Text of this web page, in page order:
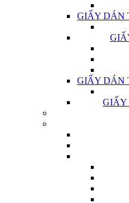
GIẤY DÁN
GIẤY DÁN
GIẤY